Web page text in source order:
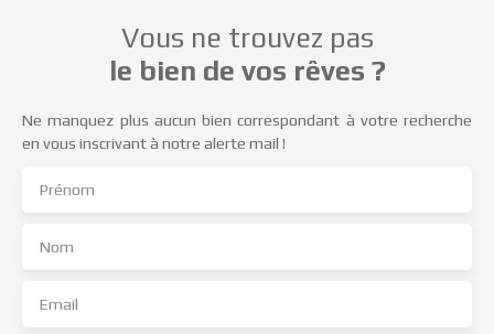
Vous ne trouvez pas
le bien de vos rêves ?
Ne manquez plus aucun bien correspondant à votre recherche
en vous inscrivant à notre alerte mail !
Prénom
Nom
Email